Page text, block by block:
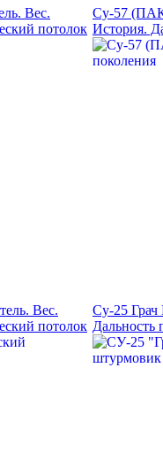
Вес.
потолок
Су-57
История.
Вес.
потолок
Су-25 Грач
Дальность